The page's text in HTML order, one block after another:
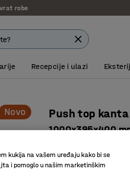
robe
Recepcije i ulazi
Novo Push top kanta
1000x395x400
Samozatvarajući
Kombinujte
kukija na vašem uređaju kako bi se
i pomoglo u našim marketinškim